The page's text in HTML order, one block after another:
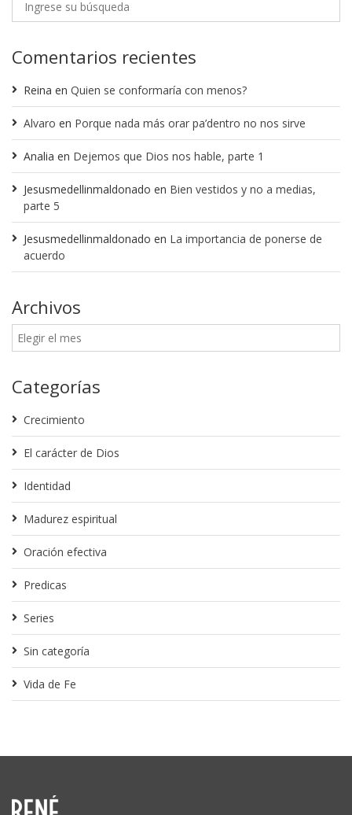
Comentarios recientes
Reina en Quien se conformaría con menos?
Alvaro en Porque nada más orar pa’dentro no nos sirve
Analia en Dejemos que Dios nos hable, parte 1
Jesusmedellinmaldonado en Bien vestidos y no a medias,
parte 5
Jesusmedellinmaldonado en La importancia de ponerse de
acuerdo
Archivos
Categorías
Crecimiento
El carácter de Dios
Identidad
Madurez espiritual
Oración efectiva
Predicas
Series
Sin categoría
Vida de Fe